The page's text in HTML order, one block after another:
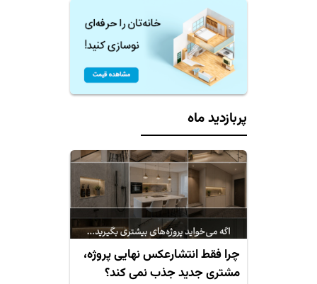
پربازدید ماه
چرا فقط انتشارعکس نهایی پروژه،
مشتری جدید جذب نمی کند؟